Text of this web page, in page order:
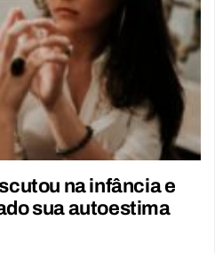
na infância e
sua autoestima